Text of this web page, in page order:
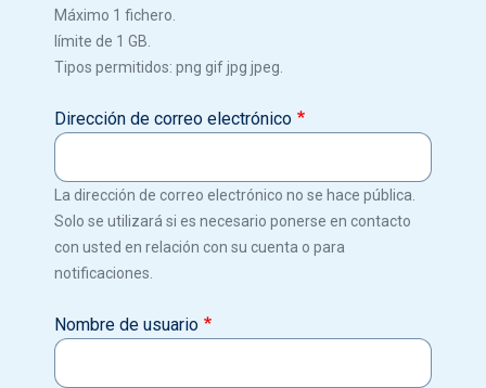
Máximo 1 fichero.
límite de 1 GB.
Tipos permitidos: png gif jpg jpeg.
Dirección de correo electrónico
La dirección de correo electrónico no se hace pública.
Solo se utilizará si es necesario ponerse en contacto
con usted en relación con su cuenta o para
notificaciones.
Nombre de usuario